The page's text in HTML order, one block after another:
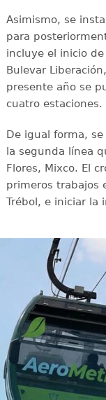
Asimismo, se
para
incluye el inicio
Bulevar
presente año se
cuatro estaciones.
De igual forma,
la segunda línea
Flores, Mixco. El
primeros trabajos
Trébol, e iniciar la